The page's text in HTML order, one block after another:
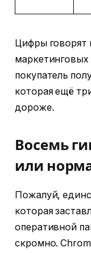
Цифры говорят
маркетинговых
покупатель
которая ещё
дороже.
Восемь
или
Пожалуй,
которая
оперативной
скромно.